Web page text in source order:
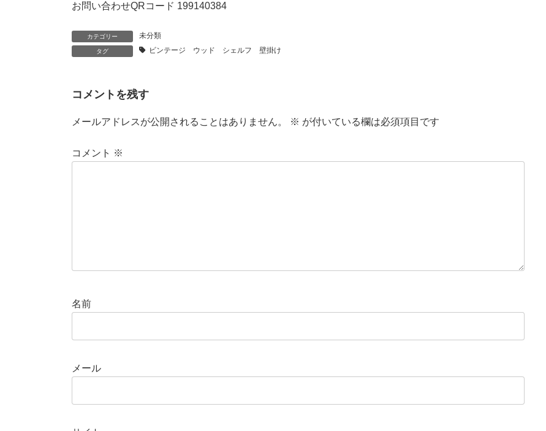
お問い合わせQRコード 199140384
カテゴリー 未分類
タグ ビンテージ ウッド シェルフ 壁掛け
コメントを残す
メールアドレスが公開されることはありません。 ※ が付いている欄は必須項目です
コメント ※
名前
メール